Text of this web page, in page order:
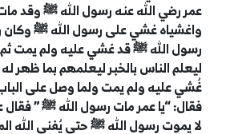
عمر رضي الله عنه رسول اللهﷺوقد
واغشياه غشي على رسول اللهﷺوكان
رسول اللهﷺقد غشي عليه ولم يمت ثم
ليعلم الناس بالخبر ليعلمهم بما ظهر
غُشي عليه ولم يمت ولما وصل على
فقال: “يا عمر مات رسول اللهﷺ” فقال
لا يموت رسول اللهﷺحتى يُفني الله